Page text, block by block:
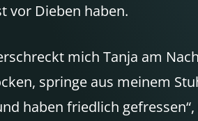
vor Dieben haben.
mich Tanja am
springe aus meinem
haben friedlich